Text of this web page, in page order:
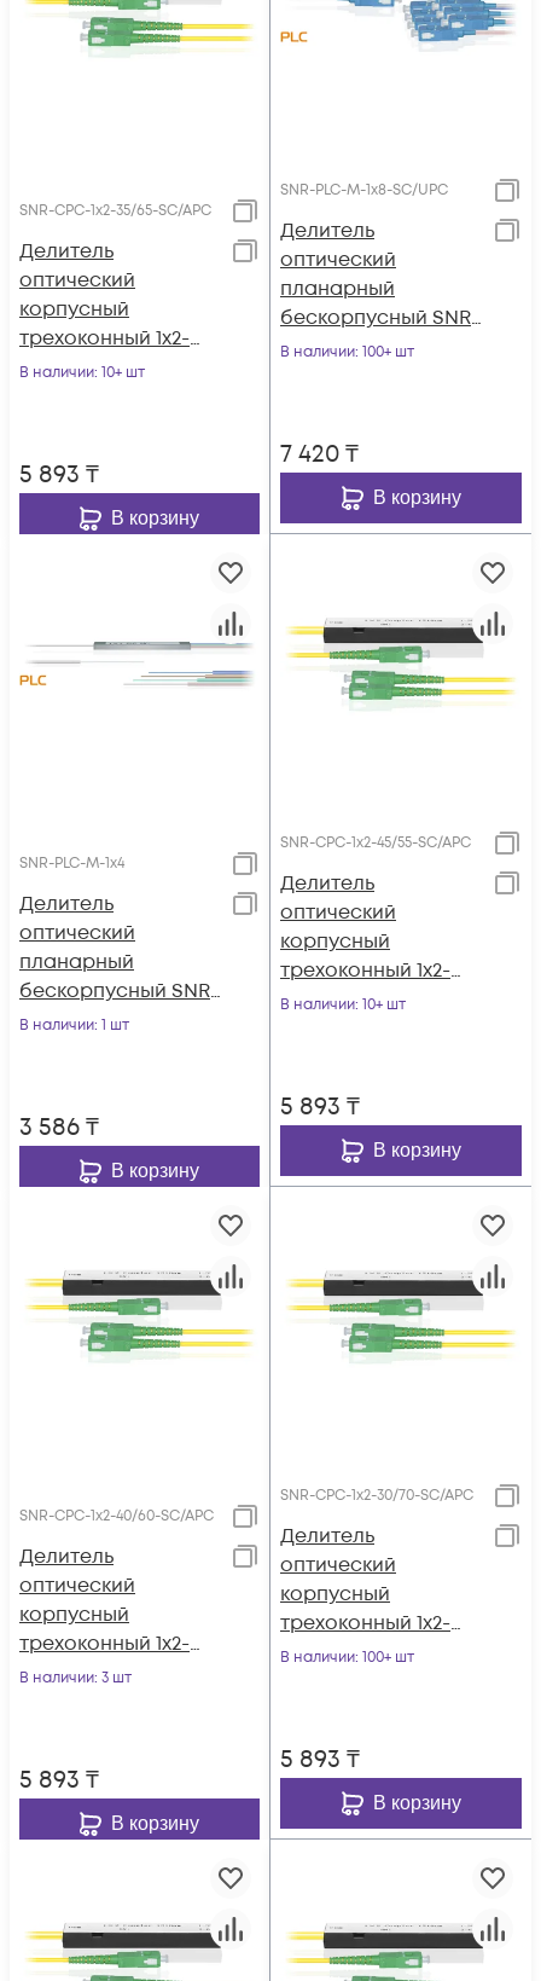
SNR-CPC-1x2-35/65-SC/APC
Делитель
оптический
корпусный
трехоконный 1х2-
35/65 SC/APC
В наличии: 10+ шт
5 893 ₸
В корзину
SNR-PLC-M-1x8-SC/UPC
Делитель
оптический
планарный
бескорпусный SNR-
PLC-M-1x8-SC/UPC
В наличии: 100+ шт
7 420₸
В корзину
SNR-PLC-M-1x4
Делитель
оптический
планарный
бескорпусный SNR-
PLC-M-1x4
В наличии: 1 шт
3 586₸
В корзину
SNR-CPC-1x2-45/55-SC/APC
Делитель
оптический
корпусный
трехоконный 1х2-
45/55 SC/APC
В наличии: 10+ шт
5 893 ₸
В корзину
SNR-CPC-1x2-40/60-SC/APC
Делитель
оптический
корпусный
трехоконный 1х2-
40/60 SC/APC
В наличии: 3 шт
5 893 ₸
В корзину
SNR-CPC-1x2-30/70-SC/APC
Делитель
оптический
корпусный
трехоконный 1х2-
30/70 SC/APC
В наличии: 100+ шт
5 893 ₸
В корзину